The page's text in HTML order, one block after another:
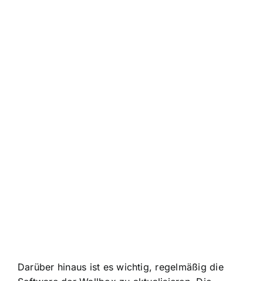
Darüber hinaus ist es wichtig, regelmäßig die